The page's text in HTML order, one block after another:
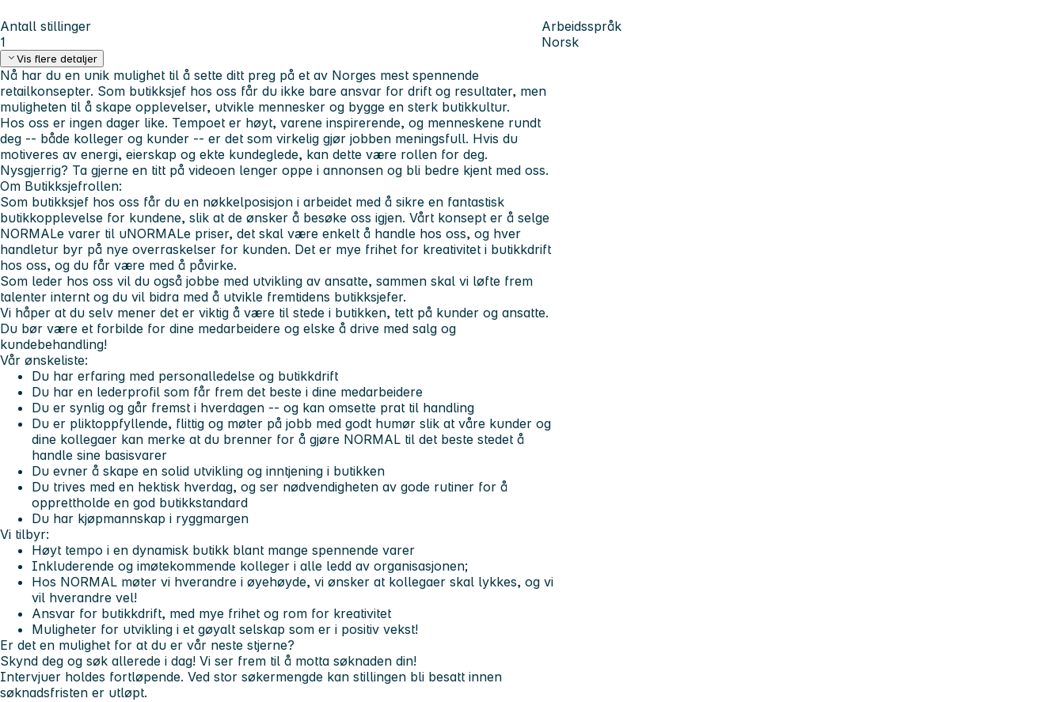
Antall stillinger
1
Arbeidsspråk
Norsk
Vis flere detaljer
Nå har du en unik mulighet til å sette ditt preg på et av Norges mest spennende
retailkonsepter. Som butikksjef hos oss får du ikke bare ansvar for drift og resultater, men
muligheten til å skape opplevelser, utvikle mennesker og bygge en sterk butikkultur.
Hos oss er ingen dager like. Tempoet er høyt, varene inspirerende, og menneskene rundt
deg -- både kolleger og kunder -- er det som virkelig gjør jobben meningsfull. Hvis du
motiveres av energi, eierskap og ekte kundeglede, kan dette være rollen for deg.
Nysgjerrig? Ta gjerne en titt på videoen lenger oppe i annonsen og bli bedre kjent med oss.
Om Butikksjefrollen:
Som butikksjef hos oss får du en nøkkelposisjon i arbeidet med å sikre en fantastisk
butikkopplevelse for kundene, slik at de ønsker å besøke oss igjen. Vårt konsept er å selge
NORMALe varer til uNORMALe priser, det skal være enkelt å handle hos oss, og hver
handletur byr på nye overraskelser for kunden. Det er mye frihet for kreativitet i butikkdrift
hos oss, og du får være med å påvirke.
Som leder hos oss vil du også jobbe med utvikling av ansatte, sammen skal vi løfte frem
talenter internt og du vil bidra med å utvikle fremtidens butikksjefer.
Vi håper at du selv mener det er viktig å være til stede i butikken, tett på kunder og ansatte.
Du bør være et forbilde for dine medarbeidere og elske å drive med salg og
kundebehandling!
Vår ønskeliste:
Du har erfaring med personalledelse og butikkdrift
Du har en lederprofil som får frem det beste i dine medarbeidere
Du er synlig og går fremst i hverdagen -- og kan omsette prat til handling
Du er pliktoppfyllende, flittig og møter på jobb med godt humør slik at våre kunder og
dine kollegaer kan merke at du brenner for å gjøre NORMAL til det beste stedet å
handle sine basisvarer
Du evner å skape en solid utvikling og inntjening i butikken
Du trives med en hektisk hverdag, og ser nødvendigheten av gode rutiner for å
opprettholde en god butikkstandard
Du har kjøpmannskap i ryggmargen
Vi tilbyr:
Høyt tempo i en dynamisk butikk blant mange spennende varer
Inkluderende og imøtekommende kolleger i alle ledd av organisasjonen;
Hos NORMAL møter vi hverandre i øyehøyde, vi ønsker at kollegaer skal lykkes, og vi
vil hverandre vel!
Ansvar for butikkdrift, med mye frihet og rom for kreativitet
Muligheter for utvikling i et gøyalt selskap som er i positiv vekst!
Er det en mulighet for at du er vår neste stjerne?
Skynd deg og søk allerede i dag! Vi ser frem til å motta søknaden din!
Intervjuer holdes fortløpende. Ved stor søkermengde kan stillingen bli besatt innen
søknadsfristen er utløpt.